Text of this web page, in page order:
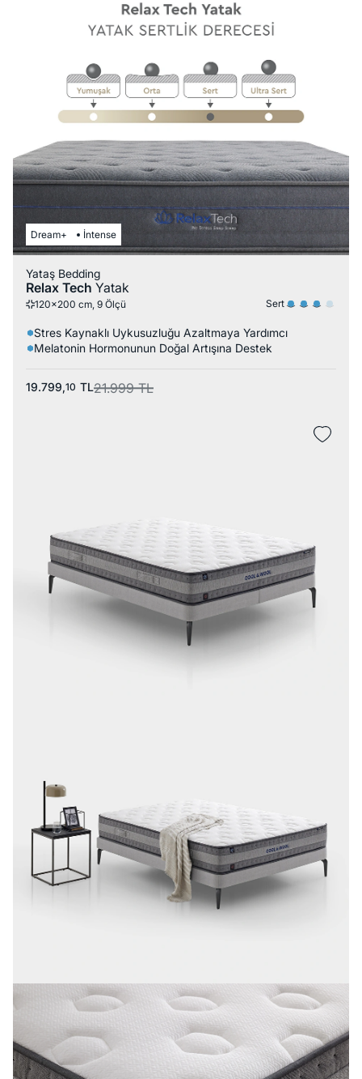
Dream+ İntense
Yataş Bedding
Relax Tech Yatak
120x200 cm, 9 Ölçü Sert
Stres Kaynaklı Uykusuzluğu Azaltmaya Yardımcı
Melatonin Hormonunun Doğal Artışına Destek
21.999 TL
19.799,10 TL